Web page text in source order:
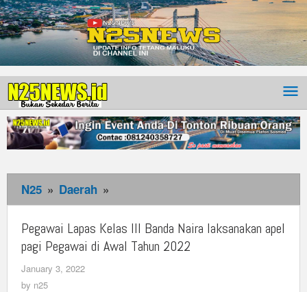
N25 » Daerah »
Lapas
Kelas
III
Pegawai Lapas Kelas III Banda Naira laksanakan apel
pagi Pegawai di Awal Tahun 2022
January 3, 2022
by n25